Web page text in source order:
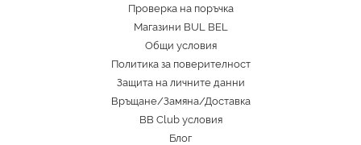
Проверка на поръчка
Магазини BUL BEL
Oбщи условия
Политика за поверителност
Защита на личните данни
Връщане/Замяна/Доставка
BB Club условия
Блог